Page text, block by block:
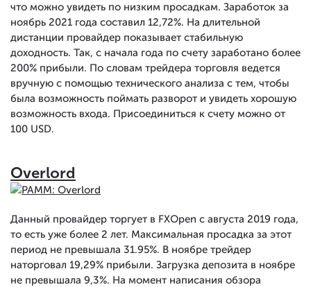
что можно увидеть по низким просадкам. Заработок за
ноябрь 2021 года составил 12,72%. На длительной
дистанции провайдер показывает стабильную
доходность. Так, с начала года по счету заработано более
200% прибыли. По словам трейдера торговля ведется
вручную с помощью технического анализа с тем, чтобы
была возможность поймать разворот и увидеть хорошую
возможность входа. Присоединиться к счету можно от
100 USD.
Overlord
Данный провайдер торгует в FXOpen с августа 2019 года,
то есть уже более 2 лет. Максимальная просадка за этот
период не превышала 31.95%. В ноябре трейдер
наторговал 19,29% прибыли. Загрузка депозита в ноябре
не превышала 9,3%. На момент написания обзора